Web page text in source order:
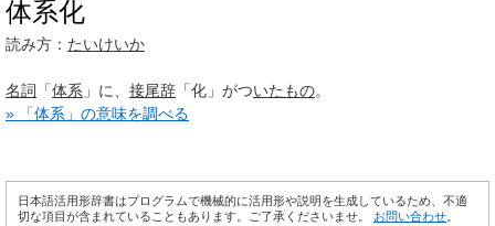
体系化
読み方： たいけいか
名詞 「体系 」に、 接尾辞 「化」がついたもの。
» 「体系」の意味を調べる
日本語活用形辞書はプログラムで機械的に活用形や説明を生成しているため、不適
切な項目が含まれていることもあります。ご了承くださいませ。 お問い合わせ